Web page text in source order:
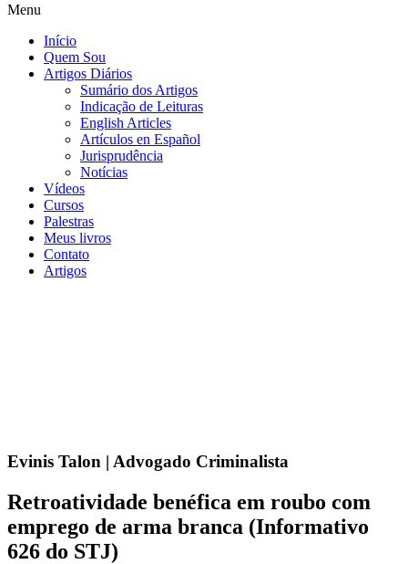
Menu
Início
Quem Sou
Artigos Diários
Sumário dos Artigos
Indicação de Leituras
English Articles
Artículos en Español
Jurisprudência
Notícias
Vídeos
Cursos
Palestras
Meus livros
Contato
Artigos
Evinis Talon | Advogado Criminalista
Retroatividade benéfica em roubo com
emprego de arma branca (Informativo
626 do STJ)